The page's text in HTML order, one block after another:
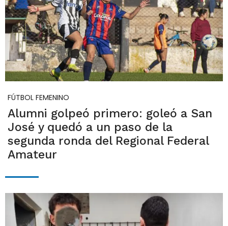
FÚTBOL FEMENINO
Alumni golpeó primero: goleó a San
José y quedó a un paso de la
segunda ronda del Regional Federal
Amateur